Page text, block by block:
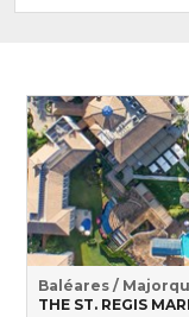
Baléares /
THE ST. REGIS